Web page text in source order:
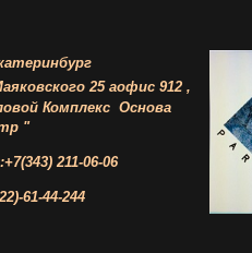
25 аофис 912 ,
Комплекс Основа
"
211-06-06
61-44-244